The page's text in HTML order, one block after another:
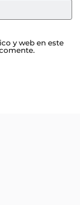
y web en este